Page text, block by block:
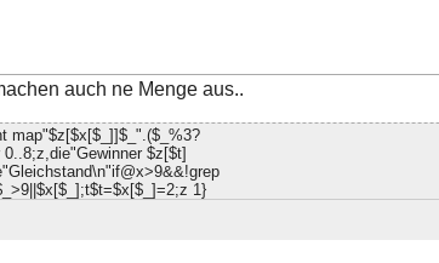
auch ne Menge aus..
map"$z[$x[$_]]$_".($_%3?
$z[$t]
1}